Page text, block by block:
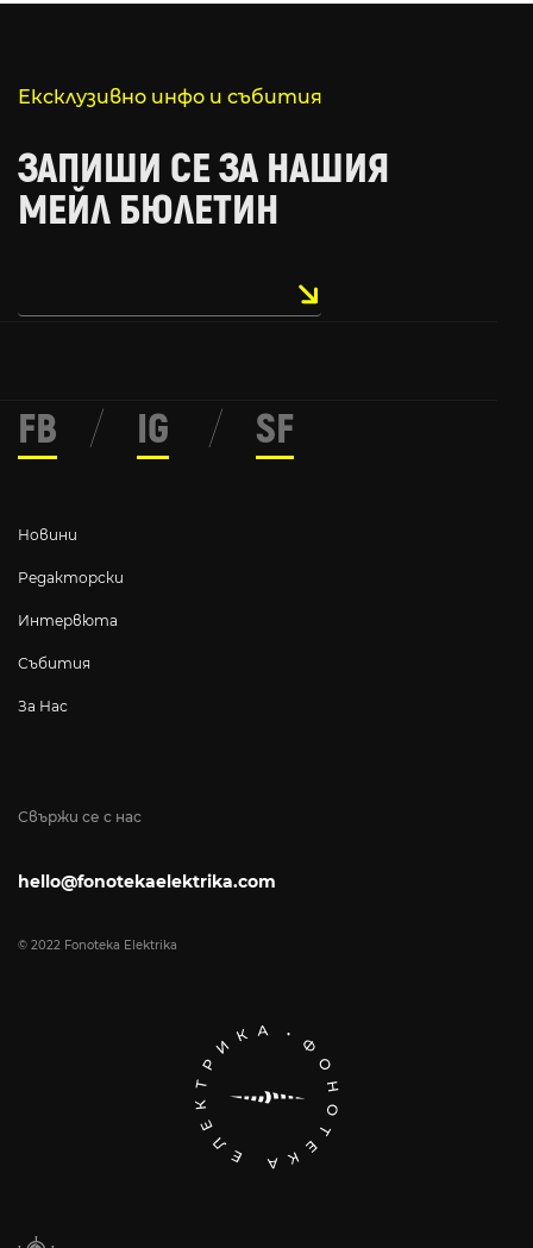
Ексклузивно инфо и събития
ЗАПИШИ СЕ ЗА НАШИЯ
МЕЙЛ БЮЛЕТИН
Свържи се с нас
hello@fonotekaelektrika.com
© 2022 Fonoteka Elektrika
Новини
Редакторски
Интервюта
Събития
За Нас
FB / IG / SF